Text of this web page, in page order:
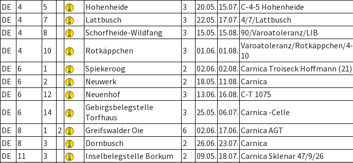
DE
4 5 Hohenheide 3 20.05. 15.07. C-4-5 Hohenheide
DE
4 7 Lattbusch 3 22.05. 17.07. 4/7/Lattbusch
DE
4 8 Schorfheide-Wildfang 3 15.05. 15.08. 90/Varoatoleranz/LIB
DE
4 10 Rotkäppchen 3 01.06. 01.08. Varoatoleranz/Rotkäppchen/4-
10
DE
6 1 Spiekeroog 2 02.06. 02.08. Carnica Troiseck Hoffmann (21)
DE
6 2 Neuwerk 2 18.05. 11.08. Carnica
DE
6 12 Neuenhof 3 13.06. 16.08. C-T 1075
DE
6 14
Gebirgsbelegstelle
Torfhaus
3 25.05. 06.07. Carnica -Celle
DE
8 1 2 Greifswalder Oie 6 02.06. 17.06. Carnica AGT
DE
8 3 Dornbusch 2 26.06. 23.07. Carnica
DE
11 3 Inselbelegstelle Borkum 2 09.05. 18.07. Carnica Sklenar 47/9/26